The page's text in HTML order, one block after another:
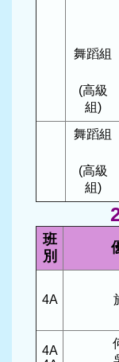
舞蹈組
(高級
組)
舞蹈組
(高級
組)
班
別
4A
4A